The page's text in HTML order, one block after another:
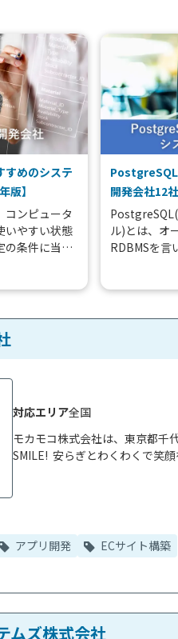
すめのシステ
版】
コンピュータ
いやすい状態
の条件に当て
PostgreSQL
開発会社12
ル)とは、オ
RDBMSを言
モカモコ株式会社は、東京都千
SMILE!  安らぎとわくわくで笑
対応エリア全国
アプリ開発 ECサイト構築
ムズ株式会社